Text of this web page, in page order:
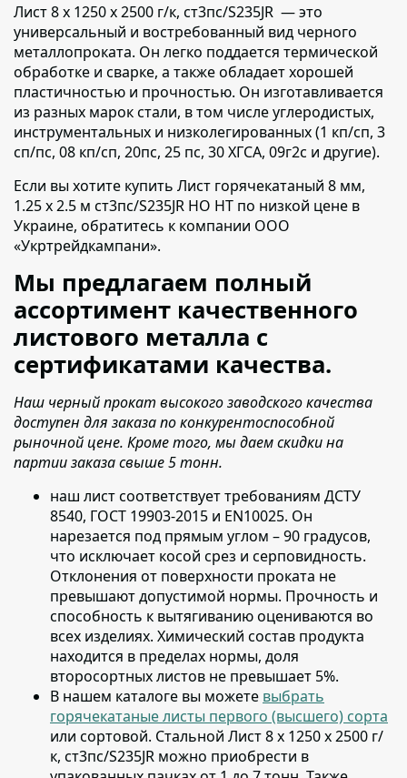
Лист 8 х 1250 х 2500 г/к, ст3пс/S235JR — это
универсальный и востребованный вид черного
металлопроката. Он легко поддается термической
обработке и сварке, а также обладает хорошей
пластичностью и прочностью. Он изготавливается
из разных марок стали, в том числе углеродистых,
инструментальных и низколегированных (1 кп/сп, 3
сп/пс, 08 кп/сп, 20пс, 25 пс, 30 ХГСА, 09г2с и другие).
Если вы хотите купить Лист горячекатаный 8 мм,
1.25 х 2.5 м ст3пс/S235JR НО НТ по низкой цене в
Украине, обратитесь к компании ООО
«Укртрейдкампани».
Мы предлагаем полный
ассортимент качественного
листового металла с
сертификатами качества.
Наш черный прокат высокого заводского качества
доступен для заказа по конкурентоспособной
рыночной цене. Кроме того, мы даем скидки на
партии заказа свыше 5 тонн.
наш лист соответствует требованиям ДСТУ
8540, ГОСТ 19903-2015 и EN10025. Он
нарезается под прямым углом – 90 градусов,
что исключает косой срез и серповидность.
Отклонения от поверхности проката не
превышают допустимой нормы. Прочность и
способность к вытягиванию оцениваются во
всех изделиях. Химический состав продукта
находится в пределах нормы, доля
второсортных листов не превышает 5%.
В нашем каталоге вы можете выбрать
горячекатаные листы первого (высшего) сорта
или сортовой. Стальной Лист 8 х 1250 х 2500 г/
к, ст3пс/S235JR можно приобрести в